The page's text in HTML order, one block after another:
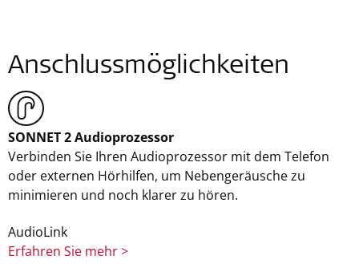
Anschlussmöglichkeiten
SONNET 2 Audioprozessor
Verbinden Sie Ihren Audioprozessor mit dem Telefon
oder externen Hörhilfen, um Nebengeräusche zu
minimieren und noch klarer zu hören.
AudioLink
Erfahren Sie mehr >